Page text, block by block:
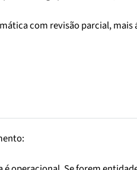
com revisão parcial,